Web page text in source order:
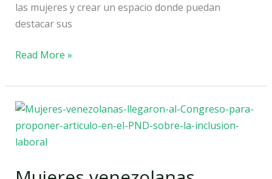
las mujeres y crear un espacio donde puedan
destacar sus
Read More »
Mujeres
venezolanas
llegaron
Congreso